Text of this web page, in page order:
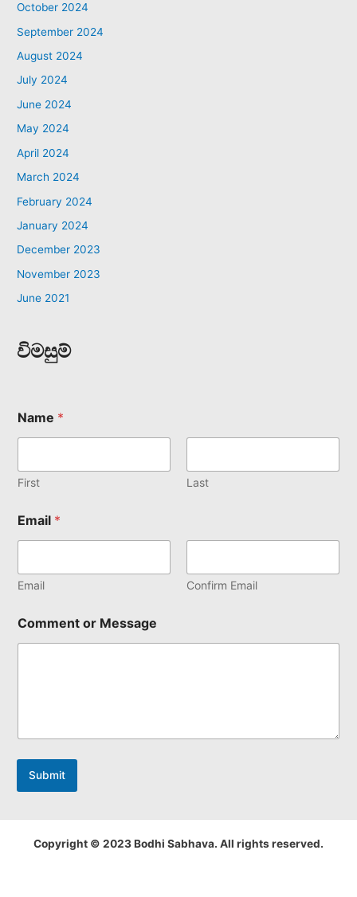
October 2024
September 2024
August 2024
July 2024
June 2024
May 2024
April 2024
March 2024
February 2024
January 2024
December 2023
November 2023
June 2021
විමසුම්
Name *
First Last
Email *
Email Confirm Email
Comment or Message
Submit
Copyright © 2023 Bodhi Sabhava. All rights reserved.